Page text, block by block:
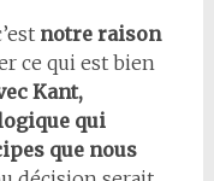
notre raison
ce qui est bien
Kant,
qui
que nous